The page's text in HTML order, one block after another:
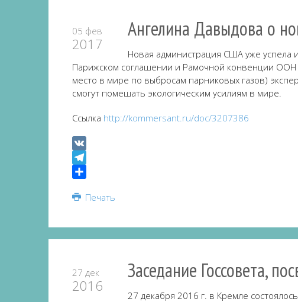
05 фев
2017
Ангелина Давыдова о
Новая администрация США уже успела
Парижском соглашении и Рамочной конвенции
место в мире по выбросам парниковых газов)
смогут помешать экологическим усилиям в мире.
Ссылка http://kommersant.ru/doc/3207386
VK
Telegram
Печать
27 дек
2016
Заседание Госсовета,
27 декабря 2016 г. в Кремле